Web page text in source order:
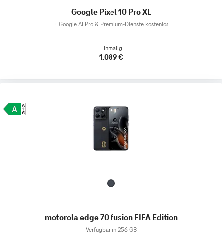
Google Pixel 10 Pro XL
+ Google AI Pro & Premium-Dienste kostenlos
Einmalig
1.089 €
motorola edge 70 fusion FIFA Edition
Verfügbar in 256 GB